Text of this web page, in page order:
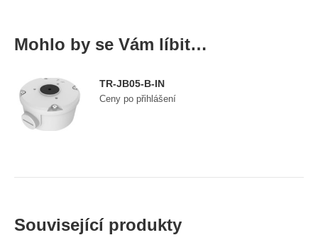
Mohlo by se Vám líbit…
TR-JB05-B-IN
Ceny po přihlášení
Související produkty